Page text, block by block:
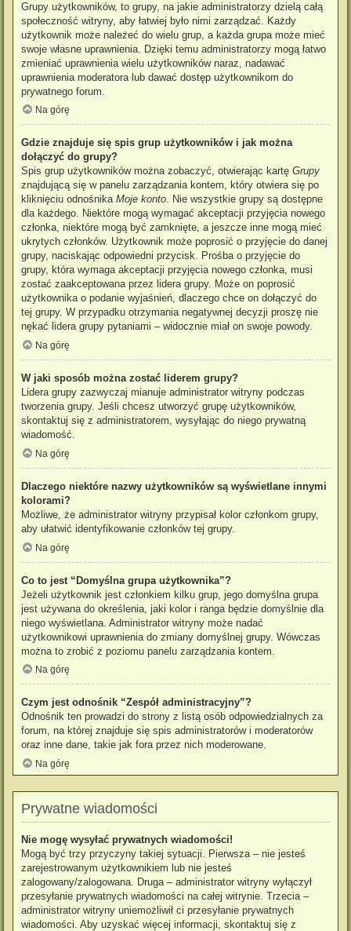
Grupy użytkowników, to grupy, na jakie administratorzy dzielą całą
społeczność witryny, aby łatwiej było nimi zarządzać. Każdy
użytkownik może należeć do wielu grup, a każda grupa może mieć
swoje własne uprawnienia. Dzięki temu administratorzy mogą łatwo
zmieniać uprawnienia wielu użytkowników naraz, nadawać
uprawnienia moderatora lub dawać dostęp użytkownikom do
prywatnego forum.
Na górę
Gdzie znajduje się spis grup użytkowników i jak można
dołączyć do grupy?
Spis grup użytkowników można zobaczyć, otwierając kartę Grupy
znajdującą się w panelu zarządzania kontem, który otwiera się po
kliknięciu odnośnika Moje konto. Nie wszystkie grupy są dostępne
dla każdego. Niektóre mogą wymagać akceptacji przyjęcia nowego
członka, niektóre mogą być zamknięte, a jeszcze inne mogą mieć
ukrytych członków. Użytkownik może poprosić o przyjęcie do danej
grupy, naciskając odpowiedni przycisk. Prośba o przyjęcie do
grupy, która wymaga akceptacji przyjęcia nowego członka, musi
zostać zaakceptowana przez lidera grupy. Może on poprosić
użytkownika o podanie wyjaśnień, dlaczego chce on dołączyć do
tej grupy. W przypadku otrzymania negatywnej decyzji proszę nie
nękać lidera grupy pytaniami – widocznie miał on swoje powody.
Na górę
W jaki sposób można zostać liderem grupy?
Lidera grupy zazwyczaj mianuje administrator witryny podczas
tworzenia grupy. Jeśli chcesz utworzyć grupę użytkowników,
skontaktuj się z administratorem, wysyłając do niego prywatną
wiadomość.
Na górę
Dlaczego niektóre nazwy użytkowników są wyświetlane innymi
kolorami?
Możliwe, że administrator witryny przypisał kolor członkom grupy,
aby ułatwić identyfikowanie członków tej grupy.
Na górę
Co to jest “Domyślna grupa użytkownika”?
Jeżeli użytkownik jest członkiem kilku grup, jego domyślna grupa
jest używana do określenia, jaki kolor i ranga będzie domyślnie dla
niego wyświetlana. Administrator witryny może nadać
użytkownikowi uprawnienia do zmiany domyślnej grupy. Wówczas
można to zrobić z poziomu panelu zarządzania kontem.
Na górę
Czym jest odnośnik “Zespół administracyjny”?
Odnośnik ten prowadzi do strony z listą osób odpowiedzialnych za
forum, na której znajduje się spis administratorów i moderatorów
oraz inne dane, takie jak fora przez nich moderowane.
Na górę
Prywatne wiadomości
Nie mogę wysyłać prywatnych wiadomości!
Mogą być trzy przyczyny takiej sytuacji. Pierwsza – nie jesteś
zarejestrowanym użytkownikiem lub nie jesteś
zalogowany/zalogowana. Druga – administrator witryny wyłączył
przesyłanie prywatnych wiadomości na całej witrynie. Trzecia –
administrator witryny uniemożliwił ci przesyłanie prywatnych
wiadomości. Aby uzyskać więcej informacji, skontaktuj się z